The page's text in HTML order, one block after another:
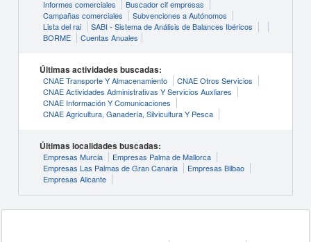
Informes comerciales
Buscador cif empresas
Campañas comerciales
Subvenciones a Autónomos
Lista del rai
SABI - Sistema de Análisis de Balances Ibéricos
BORME
Cuentas Anuales
Últimas actividades buscadas:
CNAE Transporte Y Almacenamiento
CNAE Otros Servicios
CNAE Actividades Administrativas Y Servicios Auxliares
CNAE Información Y Comunicaciones
CNAE Agricultura, Ganadería, Silvicultura Y Pesca
Últimas localidades buscadas:
Empresas Murcia
Empresas Palma de Mallorca
Empresas Las Palmas de Gran Canaria
Empresas Bilbao
Empresas Alicante